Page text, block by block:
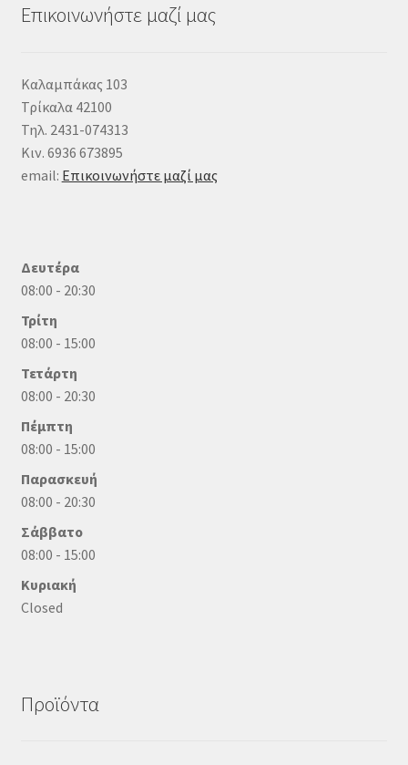
Επικοινωνήστε μαζί μας
Καλαμπάκας 103
Τρίκαλα 42100
Τηλ. 2431-074313
Κιν. 6936 673895
email: Επικοινωνήστε μαζί μας
Δευτέρα
08:00 - 20:30
Τρίτη
08:00 - 15:00
Τετάρτη
08:00 - 20:30
Πέμπτη
08:00 - 15:00
Παρασκευή
08:00 - 20:30
Σάββατο
08:00 - 15:00
Κυριακή
Closed
Προϊόντα